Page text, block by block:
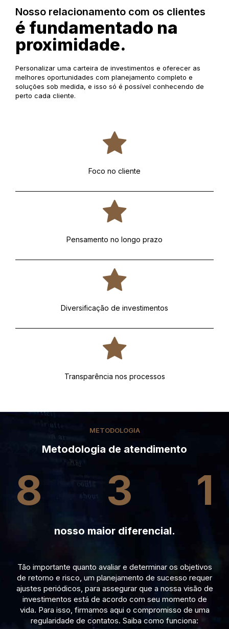
Nosso relacionamento com os clientes
é fundamentado na
proximidade.
Personalizar uma carteira de investimentos e oferecer as
melhores oportunidades com planejamento completo e
soluções sob medida, e isso só é possível conhecendo de
perto cada cliente.
Foco no cliente
Pensamento no longo prazo
Diversificação de investimentos
Transparência nos processos
METODOLOGIA
Metodologia de atendimento
8 3 1
nosso maior diferencial.
Tão importante quanto avaliar e determinar os objetivos
de retorno e risco, um planejamento de sucesso requer
ajustes periódicos, para assegurar que a nossa visão de
investimentos está de acordo com seu momento de
vida. Para isso, firmamos aqui o compromisso de uma
regularidade de contatos. Saiba como funciona: